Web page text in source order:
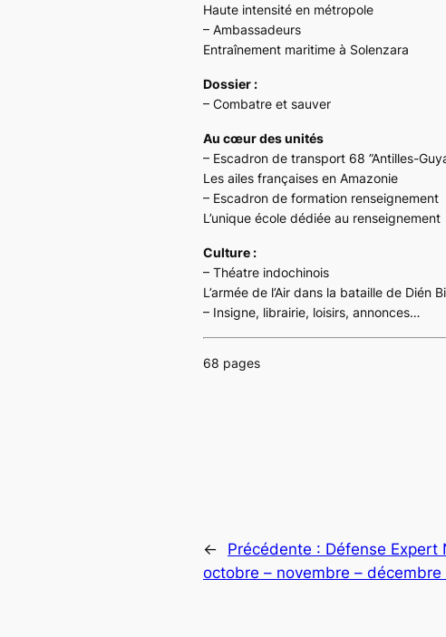
Haute intensité en métropole
– Ambassadeurs
Entraînement maritime à Solenzara
Dossier :
– Combatre et sauver
Au cœur des unités
– Escadron de transport 68 ”Antilles-
Les ailes françaises en Amazonie
– Escadron de formation renseignement
L’unique école dédiée au renseignement
Culture :
– Théatre indochinois
L’armée de l’Air dans la bataille de Dién
– Insigne, librairie, loisirs, annonces…
68 pages
← Précédente : Défense Expert
octobre – novembre – décembre